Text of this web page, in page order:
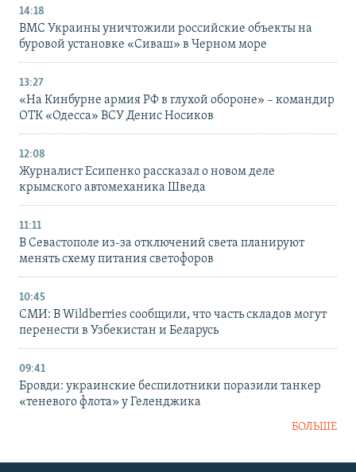
14:18
ВМС Украины уничтожили российские объекты на
буровой установке «Сиваш» в Черном море
13:27
«На Кинбурне армия РФ в глухой обороне» – командир
ОТК «Одесса» ВСУ Денис Носиков
12:08
Журналист Есипенко рассказал о новом деле
крымского автомеханика Шведа
11:11
В Севастополе из-за отключений света планируют
менять схему питания светофоров
10:45
СМИ: В Wildberries сообщили, что часть складов могут
перенести в Узбекистан и Беларусь
09:41
Бровди: украинские беспилотники поразили танкер
«теневого флота» у Геленджика
БОЛЬШЕ